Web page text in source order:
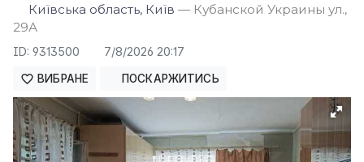
Київська область, Київ — Кубанской Украины ул.,
29А
ID: 9313500 7/8/2026 20:17
ВИБРАНЕ ПОСКАРЖИТИСЬ